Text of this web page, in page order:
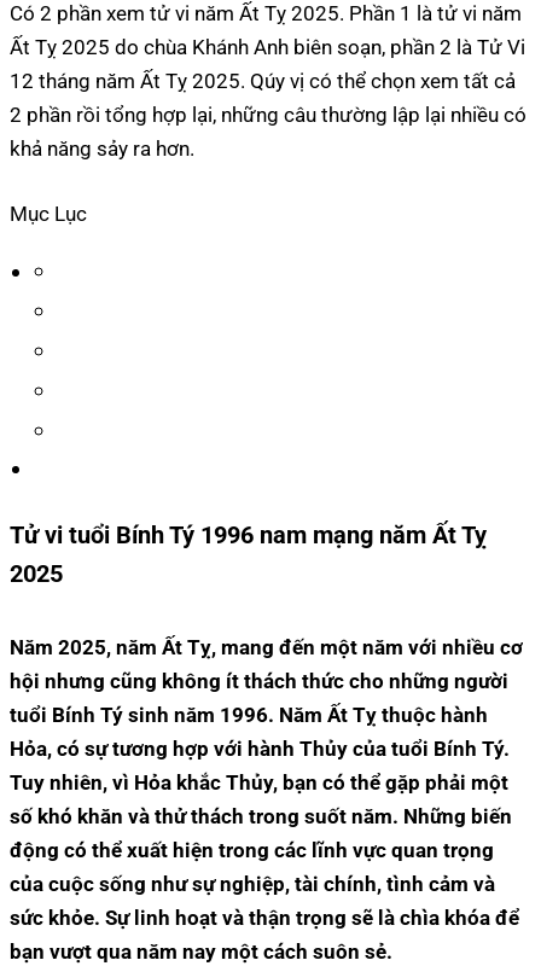
Có 2 phần xem tử vi năm Ất Tỵ 2025. Phần 1 là tử vi năm
Ất Tỵ 2025 do chùa Khánh Anh biên soạn, phần 2 là Tử Vi
12 tháng năm Ất Tỵ 2025. Qúy vị có thể chọn xem tất cả
2 phần rồi tổng hợp lại, những câu thường lập lại nhiều có
khả năng sảy ra hơn.
Mục Lục
Tử vi tuổi Bính Tý 1996 nam mạng năm Ất Tỵ
2025
Năm 2025, năm Ất Tỵ, mang đến một năm với nhiều cơ
hội nhưng cũng không ít thách thức cho những người
tuổi Bính Tý sinh năm 1996. Năm Ất Tỵ thuộc hành
Hỏa, có sự tương hợp với hành Thủy của tuổi Bính Tý.
Tuy nhiên, vì Hỏa khắc Thủy, bạn có thể gặp phải một
số khó khăn và thử thách trong suốt năm. Những biến
động có thể xuất hiện trong các lĩnh vực quan trọng
của cuộc sống như sự nghiệp, tài chính, tình cảm và
sức khỏe. Sự linh hoạt và thận trọng sẽ là chìa khóa để
bạn vượt qua năm nay một cách suôn sẻ.